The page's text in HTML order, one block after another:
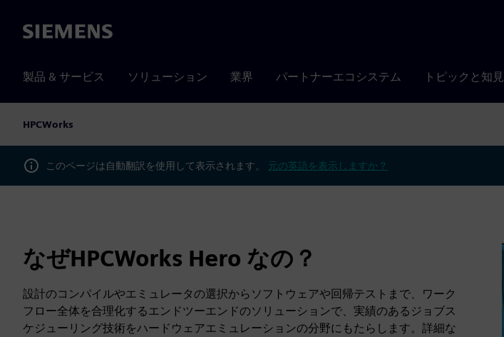
Siemens
製品 & サービス ソリューション 業界 パートナーエコシステム トピックと知見
HPCWorks
このページは自動翻訳を使用して表示されます。 元の英語を表示しますか？
なぜHPCWorks Hero なの？
設計のコンパイルやエミュレータの選択からソフトウェアや回帰テストまで、ワーク
フロー全体を合理化するエンドツーエンドのソリューションで、実績のあるジョブス
ケジューリング技術をハードウェアエミュレーションの分野にもたらします。詳細な